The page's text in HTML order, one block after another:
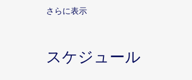
さらに表示
スケジュール